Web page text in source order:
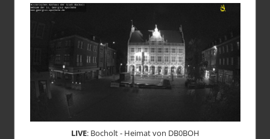
LIVE: Bocholt - Heimat von DB0BOH